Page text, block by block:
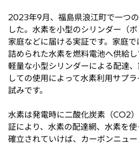
2023年9月、福島県浪江町で一つ
した。水素を小型のシリンダー（
家庭などに届ける実証です。家庭
詰められた水素を燃料電池へ供給し
軽量な小型シリンダーによる配達
しての使用によって水素利用サプ
試みです。
水素は発電時に二酸化炭素（CO2
証により、水素の配達網、水素を
確立されていけば、カーボンニュ